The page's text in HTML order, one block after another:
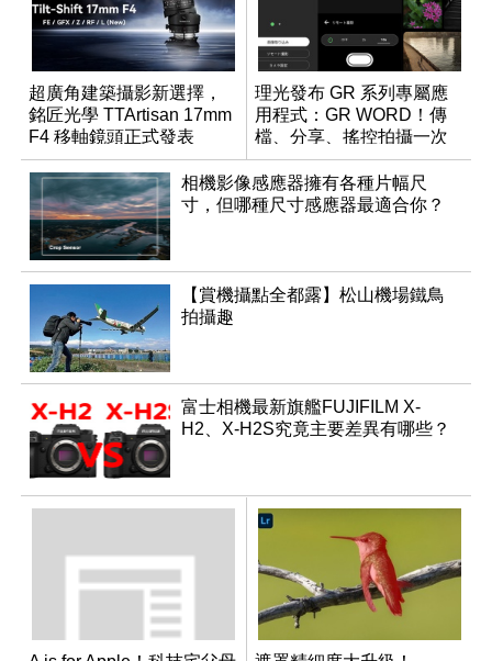
超廣角建築攝影新選擇，
銘匠光學 TTArtisan 17mm
F4 移軸鏡頭正式發表
理光發布 GR 系列專屬應
用程式：GR WORD！傳
檔、分享、搖控拍攝一次
搞定
相機影像感應器擁有各種片幅尺
寸，但哪種尺寸感應器最適合你？
【賞機攝點全都露】松山機場鐵鳥
拍攝趣
富士相機最新旗艦FUJIFILM X-
H2、X-H2S究竟主要差異有哪些？